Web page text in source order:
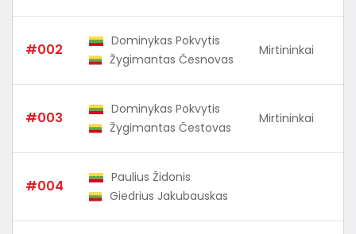
#002
Dominykas Pokvytis
Žygimantas Česnovas
Mirtininkai
#003
Dominykas Pokvytis
Žygimantas Čestovas
Mirtininkai
#004
Paulius Židonis
Giedrius Jakubauskas